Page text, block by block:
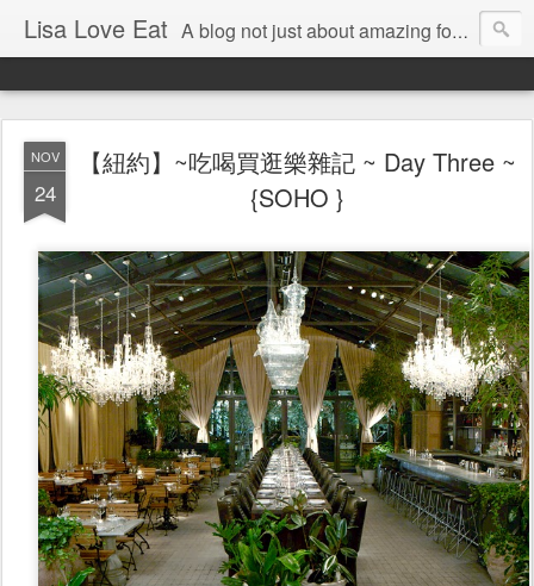
Lisa Love Eat A blog not just about amazing food , but also about the things I love
NOV
24
【紐約】~吃喝買逛樂雜記 ~ Day Three ~
{SOHO }